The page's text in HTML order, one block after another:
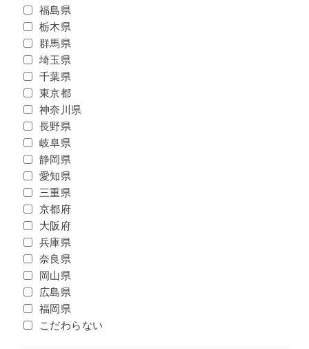
福島県
栃木県
群馬県
埼玉県
千葉県
東京都
神奈川県
長野県
岐阜県
静岡県
愛知県
三重県
京都府
大阪府
兵庫県
奈良県
岡山県
広島県
福岡県
こだわらない